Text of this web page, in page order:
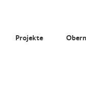
Projekte